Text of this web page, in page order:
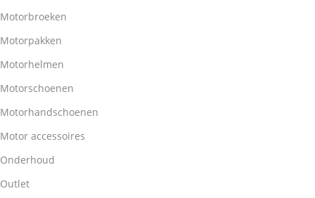
Motorbroeken
Motorpakken
Motorhelmen
Motorschoenen
Motorhandschoenen
Motor accessoires
Onderhoud
Outlet